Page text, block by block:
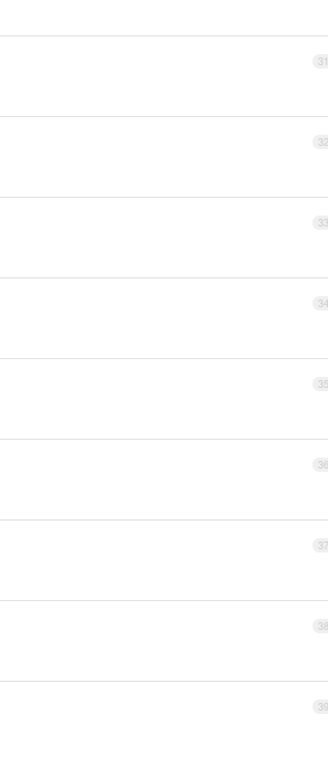
31
32
33
34
35
36
37
38
39